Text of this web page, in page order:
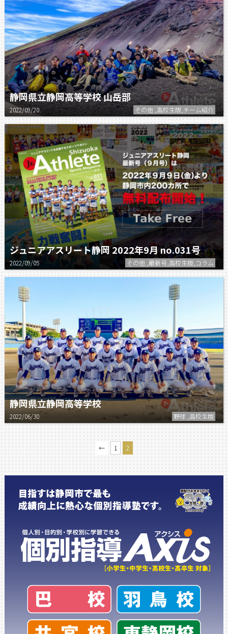
静岡県立静岡高等学校 山岳部
2022/09/20 その他 ,高校生版,チーム紹介
ジュニアアスリート静岡 2022年9月 no.031号
2022/09/05 その他 ,最新号,高校生版,コラム
静岡県立静岡高等学校
2022/06/30 野球 ,高校生版
← 1 2